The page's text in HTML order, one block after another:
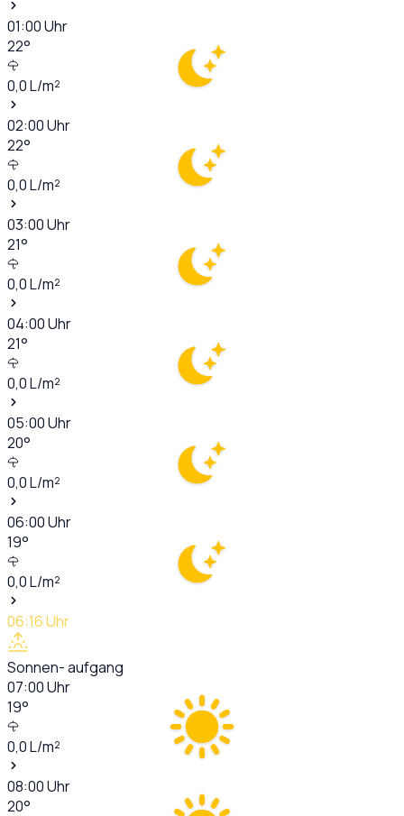
01:00Uhr
22°
0,0L/m²
02:00Uhr
22°
0,0L/m²
03:00Uhr
21°
0,0L/m²
04:00Uhr
21°
0,0L/m²
05:00Uhr
20°
0,0L/m²
06:00Uhr
19°
0,0L/m²
06:16Uhr
Sonnen- aufgang
07:00Uhr
19°
0,0L/m²
08:00Uhr
20°